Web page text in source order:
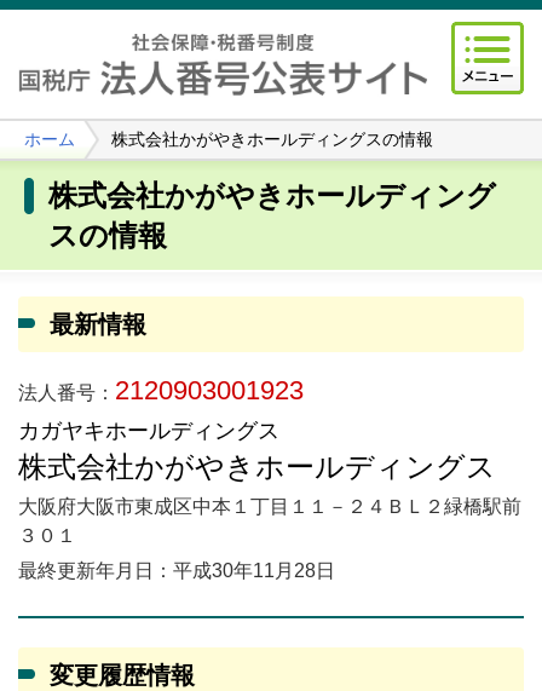
ホーム 株式会社かがやきホールディングスの情報
株式会社かがやきホールディング
スの情報
最新情報
法人番号： 2120903001923
カガヤキホールディングス
株式会社かがやきホールディングス
大阪府大阪市東成区中本１丁目１１－２４ＢＬ２緑橋駅前
３０１
最終更新年月日：平成30年11月28日
変更履歴情報